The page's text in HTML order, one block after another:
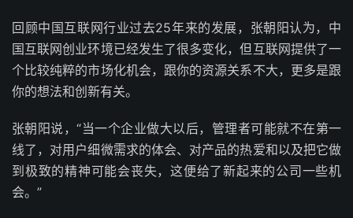
回顾中国互联网行业过去25年来的发展，张朝阳认为，中
国互联网创业环境已经发生了很多变化，但互联网提供了一
个比较纯粹的市场化机会，跟你的资源关系不大，更多是跟
你的想法和创新有关。
张朝阳说，“当一个企业做大以后，管理者可能就不在第一
线了，对用户细微需求的体会、对产品的热爱和以及把它做
到极致的精神可能会丧失，这便给了新起来的公司一些机
会。”